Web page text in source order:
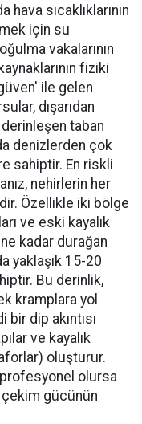
sıcaklıklarının
için su
vakalarının
fiziki
ile gelen
dışarıdan
derinleşen taban
denizlerden çok
sahiptir. En riskli
nehirlerin her
Özellikle iki bölge
ve eski kayalık
kadar durağan
yaklaşık 15-20
Bu derinlik,
kramplara yol
dip akıntısı
ve kayalık
oluşturur.
olursa
çekim gücünün